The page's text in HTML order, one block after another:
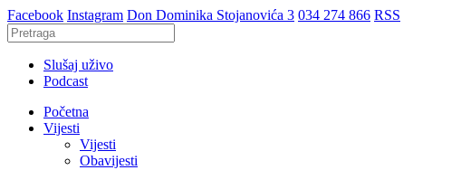
Facebook Instagram Don Dominika Stojanovića 3 034 274 866 RSS
Slušaj uživo
Podcast
Početna
Vijesti
Vijesti
Obavijesti